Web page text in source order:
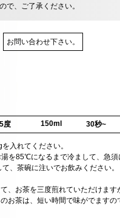
で、ご了承ください。
お問い合わせ下さい。
度 150ml 30秒~
入れてください。
を85℃になるまで冷まして、急須
、茶碗に注いでお飲みください。
、お茶を三度煎れていただけま
お茶は、短い時間で味がでます